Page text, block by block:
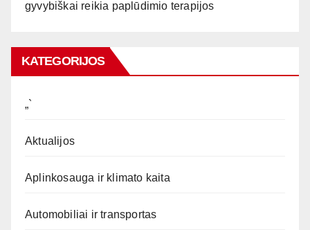
gyvybiškai reikia paplūdimio terapijos
KATEGORIJOS
„`
Aktualijos
Aplinkosauga ir klimato kaita
Automobiliai ir transportas